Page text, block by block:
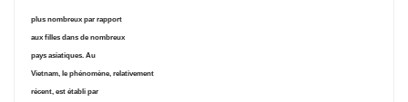
plus nombreux par rapport
aux filles dans de nombreux
pays asiatiques. Au
Vietnam, le phénomène, relativement
récent, est établi par